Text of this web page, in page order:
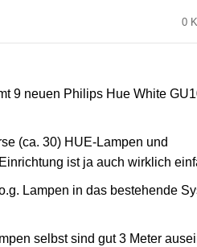
0
9 neuen Philips Hue White
(ca. 30) HUE-Lampen und
ist ja auch wirklich
Lampen in das bestehende
selbst sind gut 3 Meter